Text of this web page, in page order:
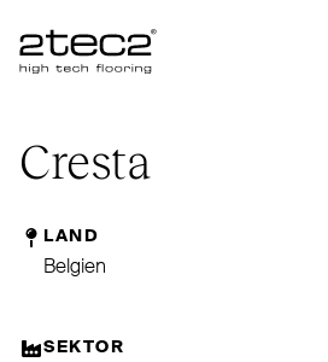
Primary
Cresta
LAND
Belgien
SEKTOR